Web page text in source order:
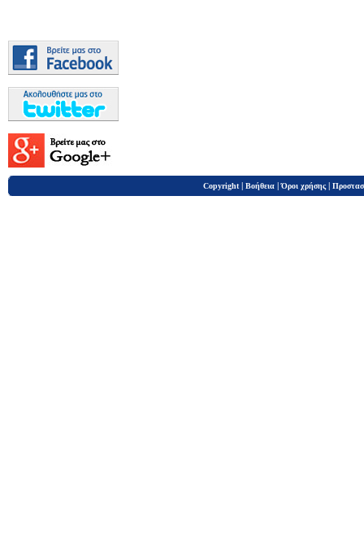
Copyright | Βοήθεια |Όροι χρήσης |